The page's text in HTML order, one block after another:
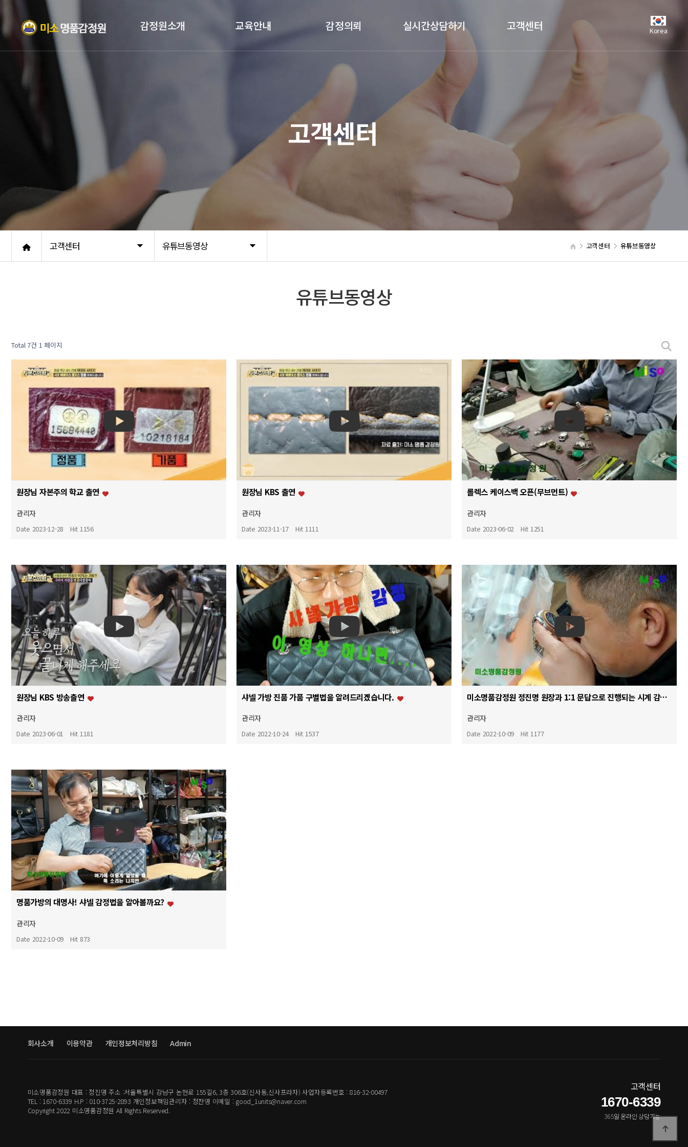
감정원소개
오시는 길
교육안내
예약금결제
감정의뢰
감정절차
국가기관 감정의뢰
정품인증카드
실시간상담하기
실시간상담하기
고객센터 Korea
고객센터 유튜브동영상 고객센터 유튜브동영상
고객센터
유튜브동영상
Total 7건 1 페이지
원장님 자본주의 학교 출연
관리자
Date 2023-12-28 Hit 1156
원장님 KBS 출연
관리자
Date 2023-11-17 Hit 1111
롤렉스 케이스백 오픈(무브먼트)
관리자
Date 2023-06-02 Hit 1251
원장님 KBS 방송출연
관리자
Date 2023-06-01 Hit 1181
샤넬 가방 진품 가품 구별법을 알려드리겠습니다.
관리자
Date 2022-10-24 Hit 1537
미소명품감정원 정진명 원장과 1:1 문답으로 진행되는 시계 감정 교육 영상입니다.
관리자
Date 2022-10-09 Hit 1177
명품가방의 대명사! 샤넬 감정법을 알아볼까요?
관리자
Date 2022-10-09 Hit 873
회사소개 이용약관 개인정보처리방침 Admin
미소명품감정원 대표 : 정진명 주소 :서울특별시 강남구 논현로 155길6, 3층 306호(신사동,신사프라자) 사업자등록번호 : 816-32-00497
TEL : 1670-6339 H.P : 010-3725-2893 개인정보책임관리자 : 정찬영 이메일 : good_1units@naver.com
Copyright 2022 미소명품감정원 All Rights Reserved.
고객센터
1670-6339
365일 온라인 상담가능